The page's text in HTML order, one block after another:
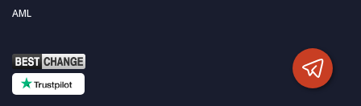
AML